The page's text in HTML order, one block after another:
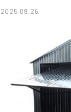
2025.09.26.